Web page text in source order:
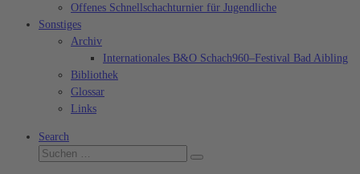
Offenes Schnellschachturnier für Jugendliche
Sonstiges
Archiv
Internationales B&O Schach960–Festival Bad Aibling
Bibliothek
Glossar
Links
Search
Suche
Suchen …